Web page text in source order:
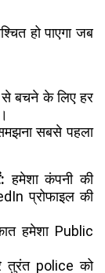
हो पाएगा जब
से बचने के लिए हर
सबसे पहला
हमेशा कंपनी की
प्रोफाइल की
हमेशा Public
तुरंत police को